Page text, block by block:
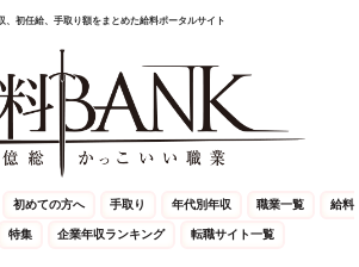
、初任給、手取り額をまとめた給料ポータルサイト
初めての方へ 手取り 年代別年収 職業一覧 給料
特集 企業年収ランキング 転職サイト一覧